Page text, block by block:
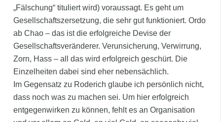
„Fälschung“ tituliert wird) voraussagt. Es geht um
Gesellschaftszersetzung, die sehr gut funktioniert. Ordo
ab Chao – das ist die erfolgreiche Devise der
Gesellschaftsveränderer. Verunsicherung, Verwirrung,
Zorn, Hass – all das wird erfolgreich geschürt. Die
Einzelheiten dabei sind eher nebensächlich.
Im Gegensatz zu Roderich glaube ich persönlich nicht,
dass noch was zu machen sei. Um hier erfolgreich
entgegenwirken zu können, fehlt es an Organisation